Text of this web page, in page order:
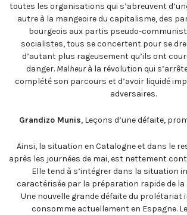
toutes les organisations qui s’abreuvent
autre à la mangeoire du capitalisme, des
bourgeois aux partis pseudo-
socialistes, tous se concertent pour se
d’autant plus rageusement qu’ils ont
danger. Malheurà la révolution qui
complété son parcours et d’avoir liquidé
adversaires.
Grandizo Munis, Leçons d’une défaite,
Ainsi, la situation en Catalogne et dans le
après les journées de mai, est nettement
Elle tend à s’intégrer dans la situation
caractérisée par la préparation rapide de la
Une nouvelle grande défaite du
consomme actuellement en Espagne.